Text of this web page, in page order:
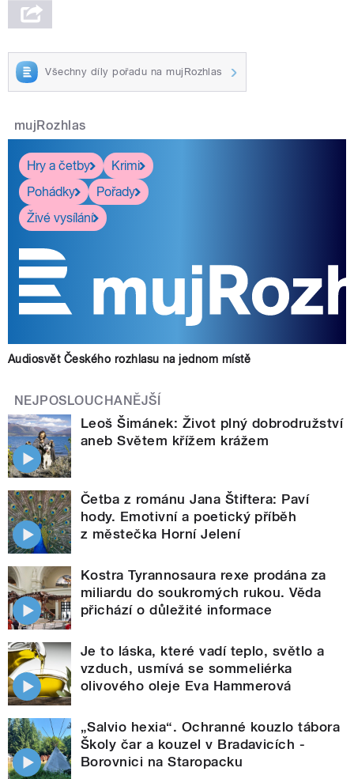
Všechny díly pořadu na mujRozhlas
mujRozhlas
Hry a četby
Krimi
Pohádky
Pořady
Živé vysílání
Audiosvět Českého rozhlasu na jednom místě
NEJPOSLOUCHANĚJŠÍ
Leoš Šimánek: Život plný dobrodružství
aneb Světem křížem krážem
Četba z románu Jana Štiftera: Paví
hody. Emotivní a poetický příběh
z městečka Horní Jelení
Kostra Tyrannosaura rexe prodána za
miliardu do soukromých rukou. Věda
přichází o důležité informace
Je to láska, které vadí teplo, světlo a
vzduch, usmívá se sommeliérka
olivového oleje Eva Hammerová
„Salvio hexia“. Ochranné kouzlo tábora
Školy čar a kouzel v Bradavicích -
Borovnici na Staropacku